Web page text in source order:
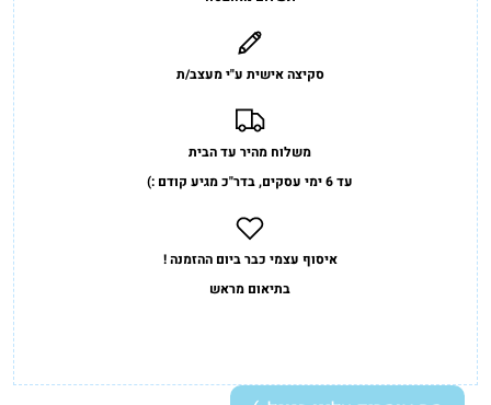
סקיצה אישית ע"י מעצב/ת
משלוח מהיר עד הבית
עד 6 ימי עסקים, בדר"כ מגיע קודם :)
איסוף עצמי כבר ביום ההזמנה !
בתיאום מראש